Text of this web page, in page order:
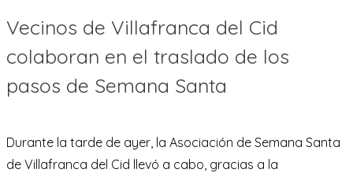
Vecinos de Villafranca del Cid
colaboran en el traslado de los
pasos de Semana Santa
Durante la tarde de ayer, la Asociación de Semana Santa
de Villafranca del Cid llevó a cabo, gracias a la